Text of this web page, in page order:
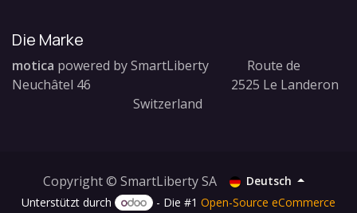
Die Marke
motica powered by SmartLiberty Route de
Neuchâtel 46 2525 Le Landeron
Switzerland
Copyright © SmartLiberty SA
Deutsch
Unterstützt durch
- Die #1Open-Source eCommerce